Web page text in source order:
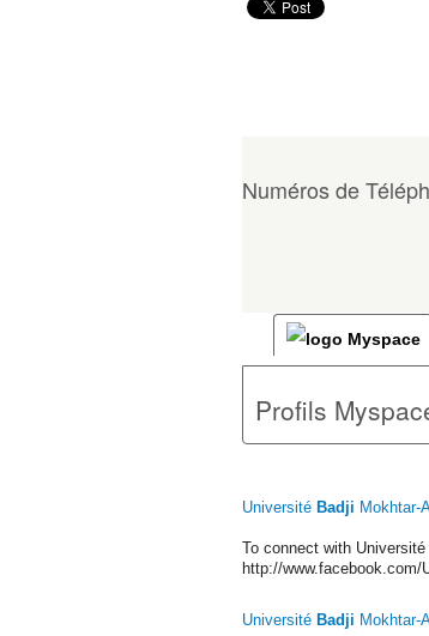
Numéros de
Profils
Université Badji Mokhtar-
To connect with Université
http://www.facebook.com/
Université Badji Mokhtar-